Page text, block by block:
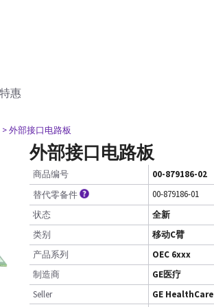
特惠
> 外部接口电路板
外部接口电路板
商品编号
00-879186-02
替代零备件
00-879186-01
状态
全新
类别
移动C臂
产品系列
OEC 6xxx
制造商
GE医疗
Seller
GE HealthCare